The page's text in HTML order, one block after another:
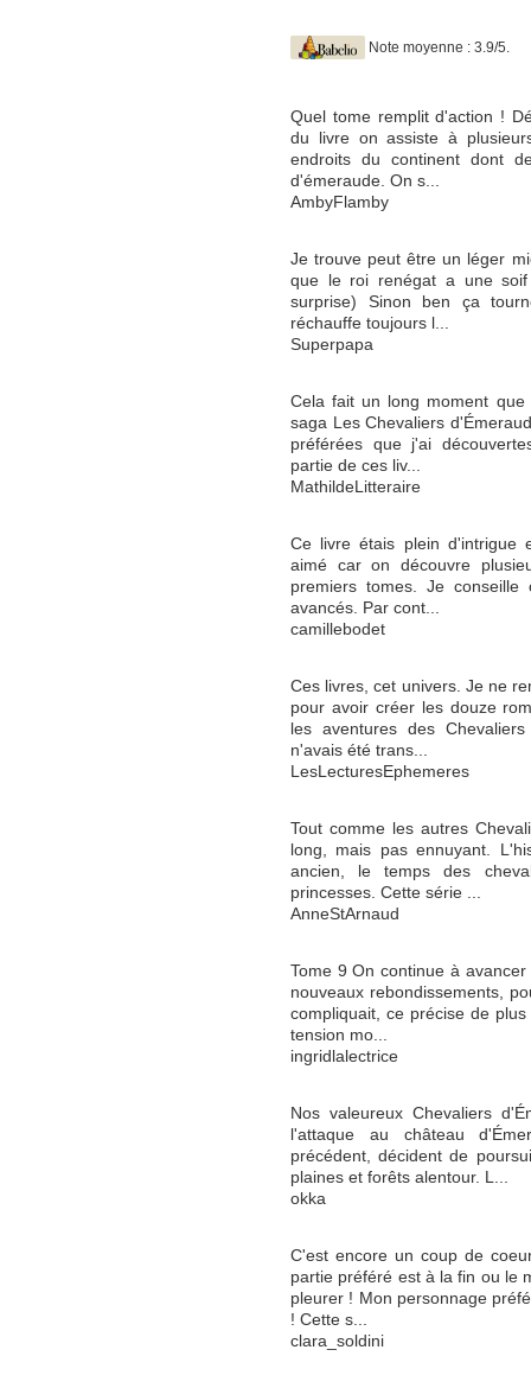
Note moyenne : 3.9/5.
Quel tome remplit d'action !
du livre on assiste à
endroits du continent dont
d'émeraude. On s...
AmbyFlamby
Je trouve peut être un léger
que le roi renégat a une
surprise) Sinon ben ça
réchauffe toujours l...
Superpapa
Cela fait un long moment
saga Les Chevaliers
préférées que j'ai
partie de ces liv...
MathildeLitteraire
Ce livre étais plein d'intrigue
aimé car on découvre
premiers tomes. Je
avancés. Par cont...
camillebodet
Ces livres, cet univers. Je ne
pour avoir créer les douze
les aventures des
n'avais été trans...
LesLecturesEphemeres
Tout comme les autres
long, mais pas ennuyant.
ancien, le temps des
princesses. Cette série ...
AnneStArnaud
Tome 9 On continue à
nouveaux rebondissements,
compliquait, ce précise de
tension mo...
ingridlalectrice
Nos valeureux Chevaliers
l'attaque au château
précédent, décident de
plaines et forêts alentour. L...
okka
C'est encore un coup de
partie préféré est à la fin ou le
pleurer ! Mon personnage
! Cette s...
clara_soldini